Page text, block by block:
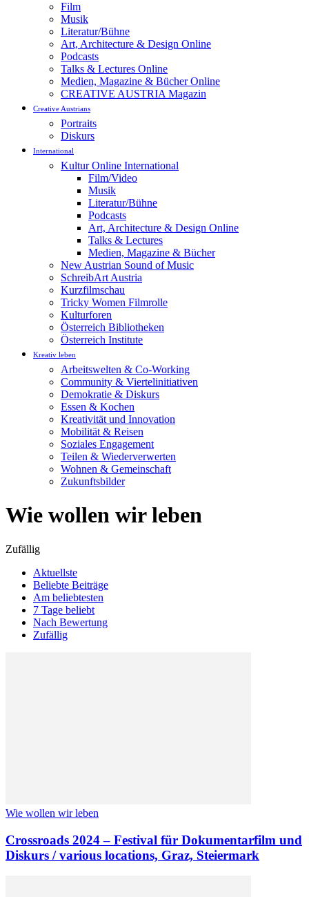
Film
Musik
Literatur/Bühne
Art, Architecture & Design Online
Podcasts
Talks & Lectures Online
Medien, Magazine & Bücher Online
CREATIVE AUSTRIA Magazin
Creative Austrians
Portraits
Diskurs
International
Kultur Online International
Film/Video
Musik
Literatur/Bühne
Podcasts
Art, Architecture & Design Online
Talks & Lectures
Medien, Magazine & Bücher
New Austrian Sound of Music
SchreibArt Austria
Kurzfilmschau
Tricky Women Filmrolle
Kulturforen
Österreich Bibliotheken
Österreich Institute
Kreativ leben
Arbeitswelten & Co-Working
Community & Viertelinitiativen
Demokratie & Diskurs
Essen & Kochen
Kreativität und Innovation
Mobilität & Reisen
Soziales Engagement
Teilen & Wiederverwerten
Wohnen & Gemeinschaft
Zukunftsbilder
Wie wollen wir leben
Zufällig
Aktuellste
Beliebte Beiträge
Am beliebtesten
7 Tage beliebt
Nach Bewertung
Zufällig
Wie wollen wir leben
Crossroads 2024 – Festival für Dokumentarfilm und
Diskurs / various locations, Graz, Steiermark